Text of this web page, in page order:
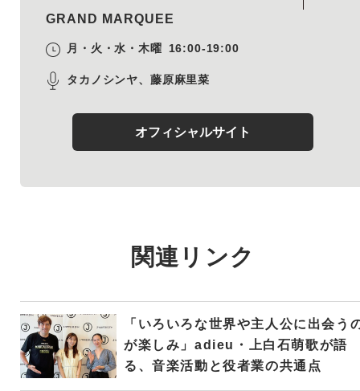
GRAND MARQUEE
月・火・水・木曜 16:00-19:00
タカノシンヤ、藤原麻里菜
オフィシャルサイト
関連リンク
「いろいろな世界や主人公に出会う
が楽しみ」adieu・上白石萌歌が語
る、音楽活動と役者業の共通点